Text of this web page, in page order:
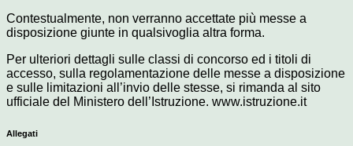
Contestualmente, non verranno accettate più messe a
disposizione giunte in qualsivoglia altra forma.
Per ulteriori dettagli sulle classi di concorso ed i titoli di
accesso, sulla regolamentazione delle messe a disposizione
e sulle limitazioni all’invio delle stesse, si rimanda al sito
ufficiale del Ministero dell’Istruzione. www.istruzione.it
Allegati